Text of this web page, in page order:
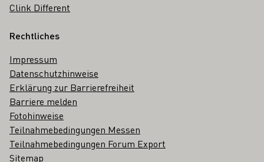
Clink Different
Rechtliches
Impressum
Datenschutzhinweise
Erklärung zur Barrierefreiheit
Barriere melden
Fotohinweise
Teilnahmebedingungen Messen
Teilnahmebedingungen Forum Export
Sitemap